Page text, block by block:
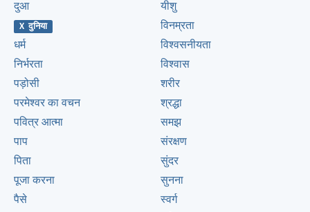
दुआ
X दुनिया
धर्म
निर्भरता
पड़ोसी
परमेश्वर का वचन
पवित्र आत्मा
पाप
पिता
पूजा करना
पैसे
यीशु
विनम्रता
विश्वसनीयता
विश्वास
शरीर
श्रद्धा
समझ
संरक्षण
सुंदर
सुनना
स्वर्ग